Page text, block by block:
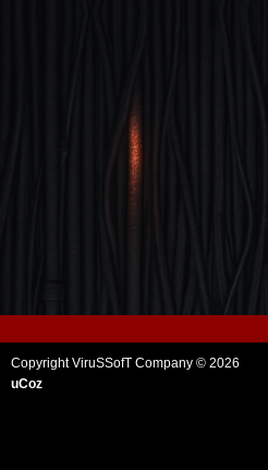
Copyright ViruSSofT Company © 2026
uCoz